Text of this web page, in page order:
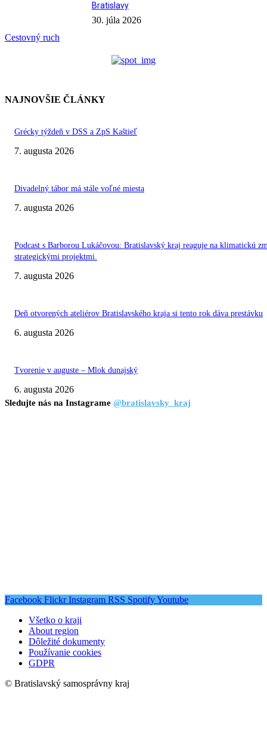
Cestovný ruch
Bratislavy
30. júla 2026
NAJNOVŠIE ČLÁNKY
Grécky týždeň v DSS a ZpS Kaštieľ
7. augusta 2026
Divadelný tábor má stále voľné miesta
7. augusta 2026
Podcast s Barborou Lukáčovou: Bratislavský kraj reaguje na klimatickú
strategickými projektmi.
7. augusta 2026
Deň otvorených ateliérov Bratislavského kraja si tento rok dáva prestávku
6. augusta 2026
Tvorenie v auguste – Mlok dunajský
6. augusta 2026
Sledujte nás na Instagrame @bratislavsky_kraj
Facebook Flickr Instagram RSS SpotifyYoutube
Všetko o kraji
About region
Dôležité dokumenty
Používanie cookies
GDPR
© Bratislavský samosprávny kraj